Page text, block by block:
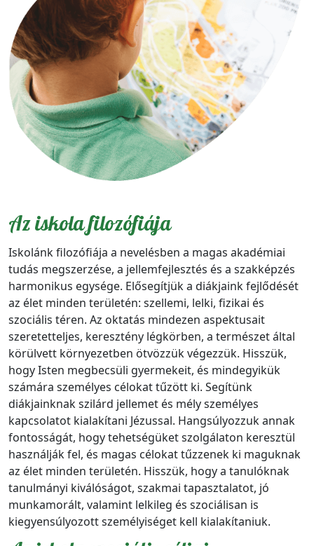
Az iskola filozófiája
Iskolánk filozófiája a nevelésben a magas akadémiai
tudás megszerzése, a jellemfejlesztés és a szakképzés
harmonikus egysége. Elősegítjük a diákjaink fejlődését
az élet minden területén: szellemi, lelki, fizikai és
szociális téren. Az oktatás mindezen aspektusait
szeretetteljes, keresztény légkörben, a természet által
körülvett környezetben ötvözzük végezzük. Hisszük,
hogy Isten megbecsüli gyermekeit, és mindegyikük
számára személyes célokat tűzött ki. Segítünk
diákjainknak szilárd jellemet és mély személyes
kapcsolatot kialakítani Jézussal. Hangsúlyozzuk annak
fontosságát, hogy tehetségüket szolgálaton keresztül
használják fel, és magas célokat tűzzenek ki maguknak
az élet minden területén. Hisszük, hogy a tanulóknak
tanulmányi kiválóságot, szakmai tapasztalatot, jó
munkamorált, valamint lelkileg és szociálisan is
kiegyensúlyozott személyiséget kell kialakítaniuk.